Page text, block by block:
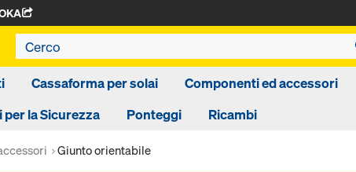
Cassaforma per solai
Componenti ed accessori
la Sicurezza
Ponteggi Ricambi
Giunto orientabile